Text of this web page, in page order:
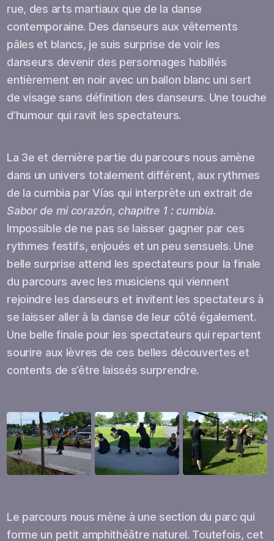
rue, des arts martiaux que de la danse
contemporaine. Des danseurs aux vêtements
pâles et blancs, je suis surprise de voir les
danseurs devenir des personnages habillés
entièrement en noir avec un ballon blanc uni sert
de visage sans définition des danseurs. Une touche
d’humour qui ravit les spectateurs.
La 3e et dernière partie du parcours nous amène
dans un univers totalement différent, aux rythmes
de la cumbia par Vías qui interprète un extrait de
Sabor de mi corazón, chapitre 1 : cumbia.
Impossible de ne pas se laisser gagner par ces
rythmes festifs, enjoués et un peu sensuels. Une
belle surprise attend les spectateurs pour la finale
du parcours avec les musiciens qui viennent
rejoindre les danseurs et invitent les spectateurs à
se laisser aller à la danse de leur côté également.
Une belle finale pour les spectateurs qui repartent
sourire aux lèvres de ces belles découvertes et
contents de s’être laissés surprendre.
Open
Open
Open
Le parcours nous mène à une section du parc qui
forme un petit amphithéâtre naturel. Toutefois, cet